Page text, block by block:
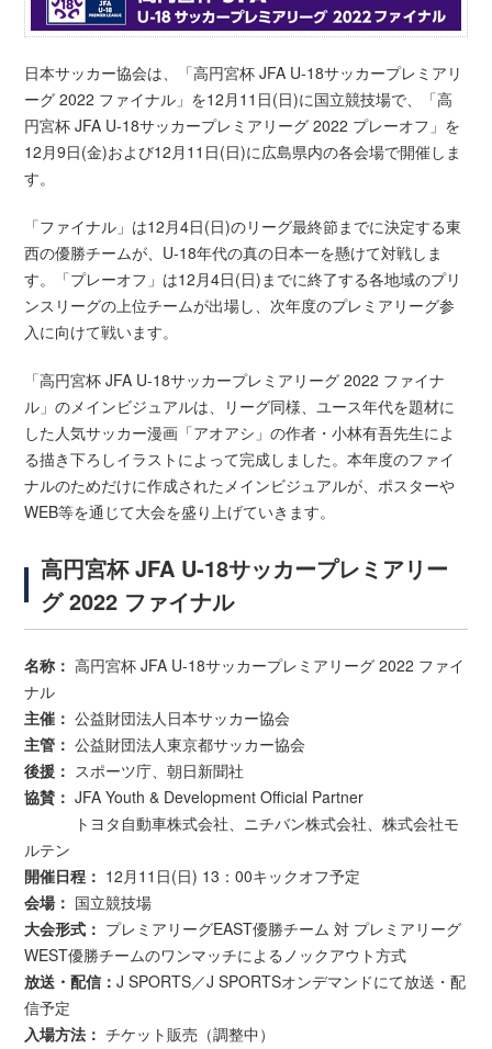
日本サッカー協会は、「高円宮杯 JFA U-18サッカープレミアリ
ーグ 2022 ファイナル」を12月11日(日)に国立競技場で、「高
円宮杯 JFA U-18サッカープレミアリーグ 2022 プレーオフ」を
12月9日(金)および12月11日(日)に広島県内の各会場で開催しま
す。
「ファイナル」は12月4日(日)のリーグ最終節までに決定する東
西の優勝チームが、U-18年代の真の日本一を懸けて対戦しま
す。「プレーオフ」は12月4日(日)までに終了する各地域のプリ
ンスリーグの上位チームが出場し、次年度のプレミアリーグ参
入に向けて戦います。
「高円宮杯 JFA U-18サッカープレミアリーグ 2022 ファイナ
ル」のメインビジュアルは、リーグ同様、ユース年代を題材に
した人気サッカー漫画「アオアシ」の作者・小林有吾先生によ
る描き下ろしイラストによって完成しました。本年度のファイ
ナルのためだけに作成されたメインビジュアルが、ポスターや
WEB等を通じて大会を盛り上げていきます。
高円宮杯 JFA U-18サッカープレミアリー
グ 2022 ファイナル
名称： 高円宮杯 JFA U-18サッカープレミアリーグ 2022 ファイ
ナル
主催： 公益財団法人日本サッカー協会
主管： 公益財団法人東京都サッカー協会
後援： スポーツ庁、朝日新聞社
協賛： JFA Youth & Development Official Partner
トヨタ自動車株式会社、ニチバン株式会社、株式会社モ
ルテン
開催日程： 12月11日(日) 13：00キックオフ予定
会場： 国立競技場
大会形式： プレミアリーグEAST優勝チーム 対 プレミアリーグ
WEST優勝チームのワンマッチによるノックアウト方式
放送・配信：J SPORTS／J SPORTSオンデマンドにて放送・配
信予定
入場方法： チケット販売（調整中）